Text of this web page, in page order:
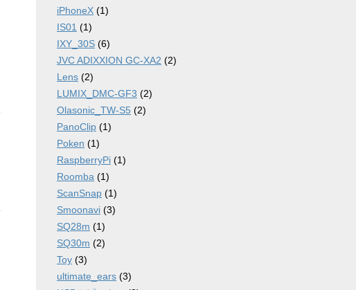
iPhoneX (1)
IS01 (1)
IXY_30S (6)
JVC ADIXXION GC-XA2 (2)
Lens (2)
LUMIX_DMC-GF3 (2)
Olasonic_TW-S5 (2)
PanoClip (1)
Poken (1)
RaspberryPi (1)
Roomba (1)
ScanSnap (1)
Smoonavi (3)
SQ28m (1)
SQ30m (2)
Toy (3)
ultimate_ears (3)